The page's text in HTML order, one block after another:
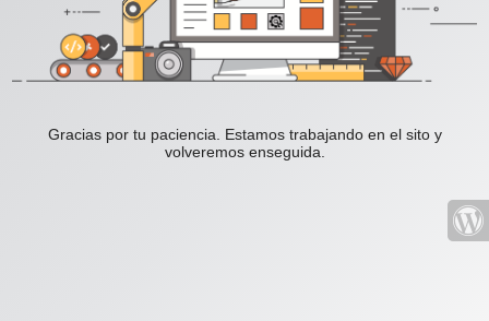
Gracias por tu paciencia. Estamos trabajando en el sito y
volveremos enseguida.